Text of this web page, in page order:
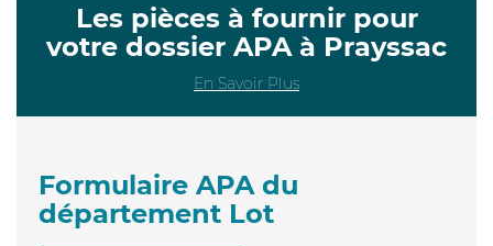
Les pièces à fournir pour
votre dossier APA à Prayssac
En Savoir Plus
Formulaire APA du
département Lot